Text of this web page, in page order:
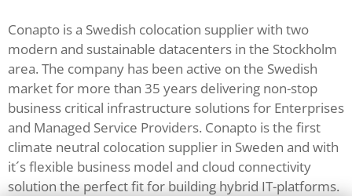
Conapto is a Swedish colocation supplier with two
modern and sustainable datacenters in the Stockholm
area. The company has been active on the Swedish
market for more than 35 years delivering non-stop
business critical infrastructure solutions for Enterprises
and Managed Service Providers. Conapto is the first
climate neutral colocation supplier in Sweden and with
it´s flexible business model and cloud connectivity
solution the perfect fit for building hybrid IT-platforms.